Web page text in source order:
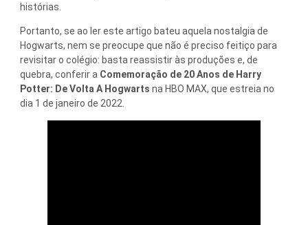
histórias.
Portanto, se ao ler este artigo bateu aquela nostalgia de
Hogwarts, nem se preocupe que não é preciso feitiço para
revisitar o colégio: basta reassistir às produções e, de
quebra, conferir a Comemoração de 20 Anos de Harry
Potter: De Volta A Hogwarts na HBO MAX, que estreia no
dia 1 de janeiro de 2022.